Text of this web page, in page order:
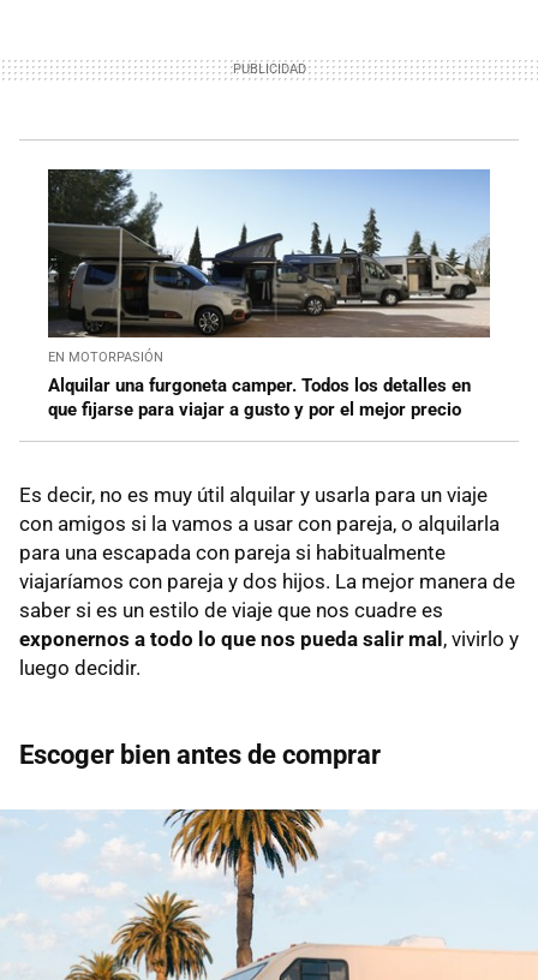
EN MOTORPASIÓN
Alquilar una furgoneta camper. Todos los detalles en
que fijarse para viajar a gusto y por el mejor precio
Es decir, no es muy útil alquilar y usarla para un viaje
con amigos si la vamos a usar con pareja, o alquilarla
para una escapada con pareja si habitualmente
viajaríamos con pareja y dos hijos. La mejor manera de
saber si es un estilo de viaje que nos cuadre es
exponernos a todo lo que nos pueda salir mal , vivirlo y
luego decidir.
Escoger bien antes de comprar